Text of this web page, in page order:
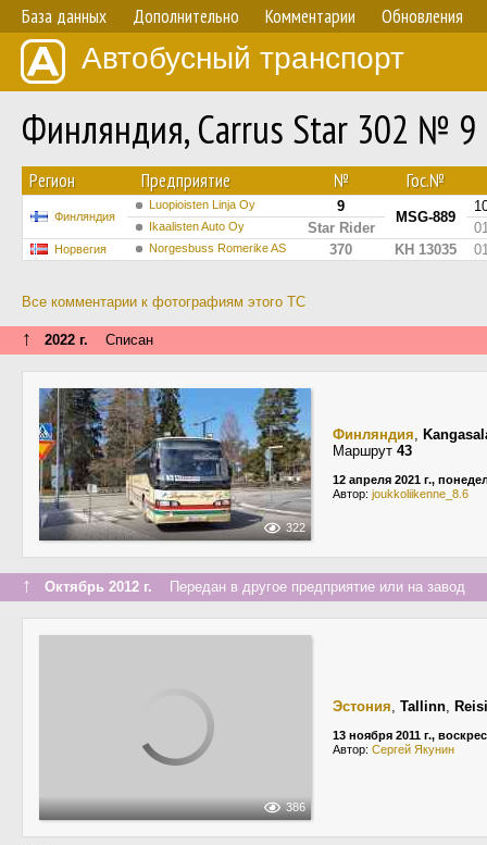
База данных Дополнительно Комментарии Обновления
Автобусный транспорт
Финляндия, Carrus Star 302 № 9
Регион Предприятие № Гос.№
Финляндия
Luopioisten Linja Oy 9
MSG-889
Ikaalisten Auto Oy Star Rider
Норвегия Norgesbuss Romerike AS 370 KH 13035
Все комментарии к фотографиям этого ТС
↑ 2022 г. Списан
322
Финляндия,
Маршрут 43
12 апреля 2021 г.,
Автор: joukkoliikenne_8.6
↑ Октябрь 2012 г. Передан в другое предприятие или на завод
386
Эстония, Tallinn,
13 ноября 2011 г.,
Автор: Сергей Якунин